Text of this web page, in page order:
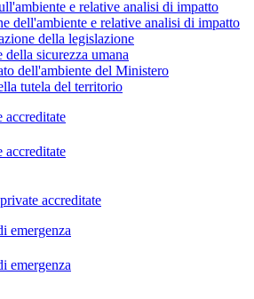
e relative analisi di impatto
dell'ambiente e relative analisi di impatto
della legislazione
della sicurezza umana
dell'ambiente del Ministero
tutela del territorio
accreditate
accreditate
accreditate
emergenza
emergenza